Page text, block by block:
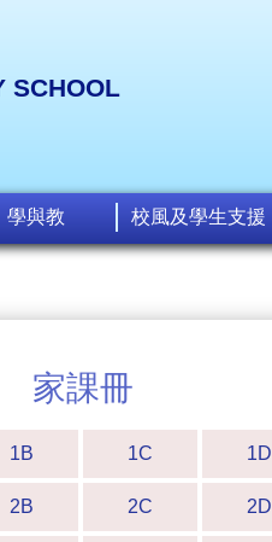
SCHOOL
學與教 校風及學生支援
家課冊
1B 1C 1D
2B 2C 2D